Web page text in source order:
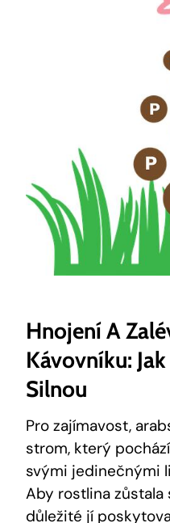
Hnojení A
Kávovníku:
Silnou
Pro zajímavost,
strom, který
svými jedinečnými
Aby rostlina zůstala
důležité jí